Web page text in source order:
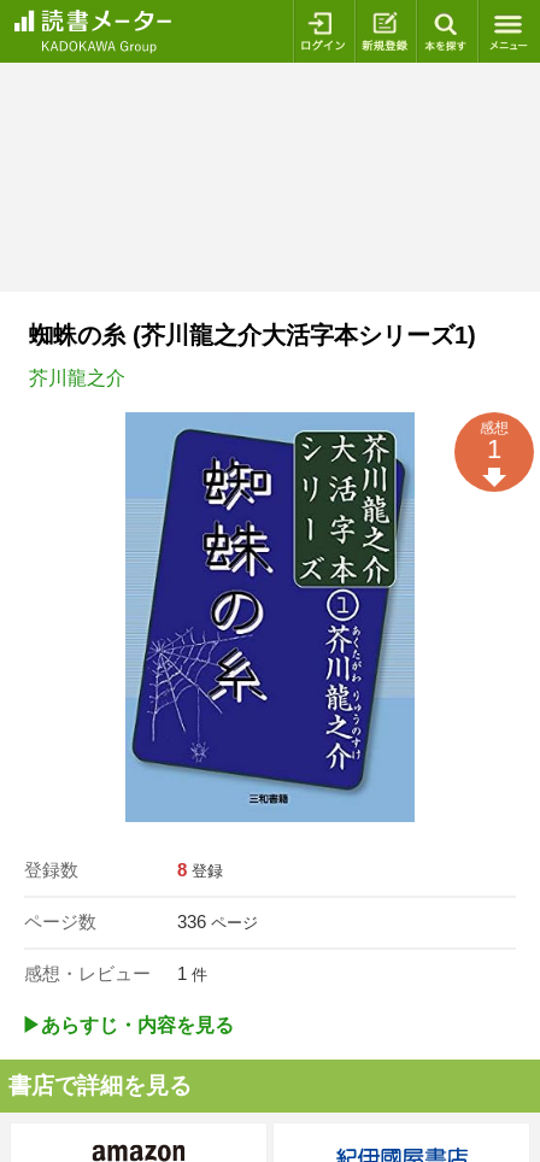
ログイン 新規登録
蜘蛛の糸 (芥川龍之介大活字本シリーズ1)
芥川龍之介
登録数 8 登録
ページ数 336 ページ
感想・レビュー 1 件
感想
1
▶︎あらすじ・内容を見る
書店で詳細を見る